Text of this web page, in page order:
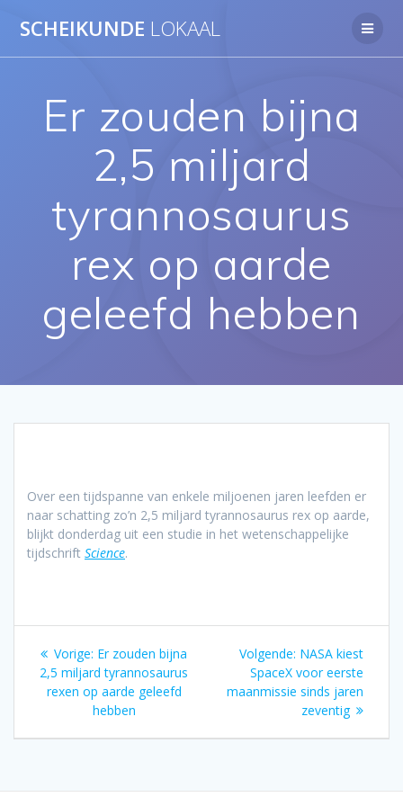
naar
SCHEIKUNDE LOKAAL
Er zouden bijna
2,5 miljard
tyrannosaurus
rex op aarde
geleefd hebben
Over een tijdspanne van enkele miljoenen jaren leefden er
naar schatting zo’n 2,5 miljard ty­ran­no­sau­rus rex op aarde,
blijkt donderdag uit een studie in het wetenschappelijke
tijdschrift Science.
Bericht
navigatie
Vorige: Vorig
bericht:
Er zouden bijna
2,5 miljard tyrannosaurus
rexen op aarde geleefd
hebben
Volgende: Volgend
bericht:
NASA kiest
SpaceX voor eerste
maanmissie sinds jaren
zeventig